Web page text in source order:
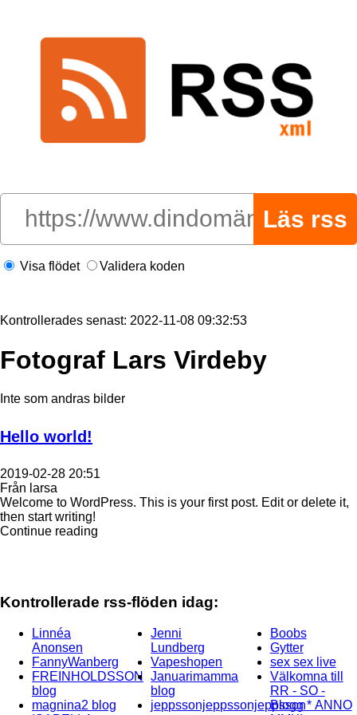
Visa flödet Validera koden
Kontrollerades senast: 2022-11-08 09:32:53
Fotograf Lars Virdeby
Inte som andras bilder
Hello world!
2019-02-28 20:51
Från larsa
Welcome to WordPress. This is your first post. Edit or delete it,
then start writing!
Continue reading
Kontrollerade rss-flöden idag:
Linnéa
Anonsen
FannyWanberg
FREINHOLDSSON
blog
magnina2 blog
Jenni
Lundberg
Vapeshopen
Januarimamma
blog
jeppssonjeppssonjeppsson
Boobs
Gytter
sex sex live
Välkomna till
RR - SO -
Blogg * ANNO